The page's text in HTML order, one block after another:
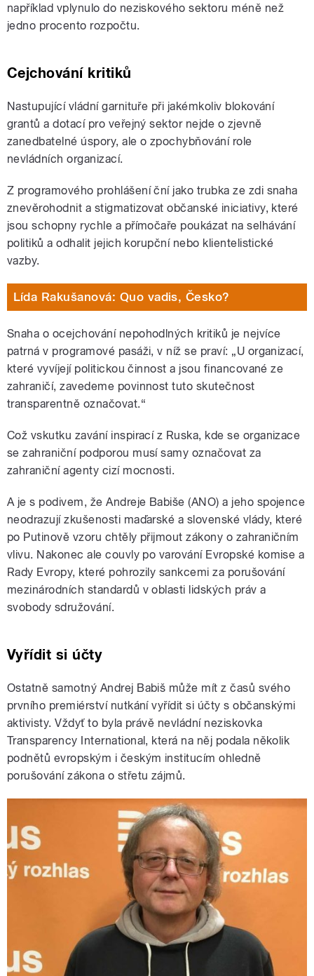
například vplynulo do neziskového sektoru méně než
jedno procento rozpočtu.
Cejchování kritiků
Nastupující vládní garnituře při jakémkoliv blokování
grantů a dotací pro veřejný sektor nejde o zjevně
zanedbatelné úspory, ale o zpochybňování role
nevládních organizací.
Z programového prohlášení ční jako trubka ze zdi snaha
znevěrohodnit a stigmatizovat občanské iniciativy, které
jsou schopny rychle a přímočaře poukázat na selhávání
politiků a odhalit jejich korupční nebo klientelistické
vazby.
Lída Rakušanová: Quo vadis, Česko?
Snaha o ocejchování nepohodlných kritiků je nejvíce
patrná v programové pasáži, v níž se praví: „U organizací,
které vyvíjejí politickou činnost a jsou financované ze
zahraničí, zavedeme povinnost tuto skutečnost
transparentně označovat.“
Což vskutku zavání inspirací z Ruska, kde se organizace
se zahraniční podporou musí samy označovat za
zahraniční agenty cizí mocnosti.
A je s podivem, že Andreje Babiše (ANO) a jeho spojence
neodrazují zkušenosti maďarské a slovenské vlády, které
po Putinově vzoru chtěly přijmout zákony o zahraničním
vlivu. Nakonec ale couvly po varování Evropské komise a
Rady Evropy, které pohrozily sankcemi za porušování
mezinárodních standardů v oblasti lidských práv a
svobody sdružování.
Vyřídit si účty
Ostatně samotný Andrej Babiš může mít z časů svého
prvního premiérství nutkání vyřídit si účty s občanskými
aktivisty. Vždyť to byla právě nevládní neziskovka
Transparency International, která na něj podala několik
podnětů evropským i českým institucím ohledně
porušování zákona o střetu zájmů.